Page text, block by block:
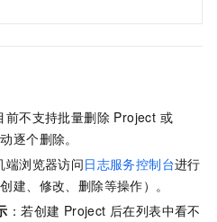
前不支持批量删除 Project 或
逐个删除。
端浏览器访问日志服务控制台进行
建、修改、删除等操作）。
：若创建 Project 后在列表中看不